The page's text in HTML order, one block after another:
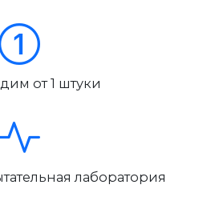
от 1 штуки
лаборатория